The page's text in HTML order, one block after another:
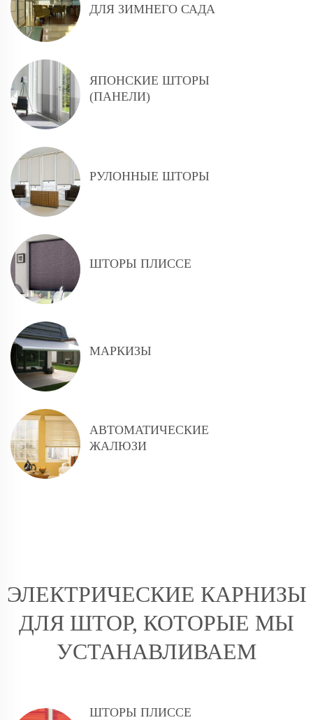
ДЛЯ ЗИМНЕГО САДА
ЯПОНСКИЕ ШТОРЫ
(ПАНЕЛИ)
РУЛОННЫЕ ШТОРЫ
ШТОРЫ ПЛИССЕ
МАРКИЗЫ
АВТОМАТИЧЕСКИЕ
ЖАЛЮЗИ
ЭЛЕКТРИЧЕСКИЕ КАРНИЗЫ
ДЛЯ ШТОР, КОТОРЫЕ МЫ
УСТАНАВЛИВАЕМ
ШТОРЫ ПЛИССЕ